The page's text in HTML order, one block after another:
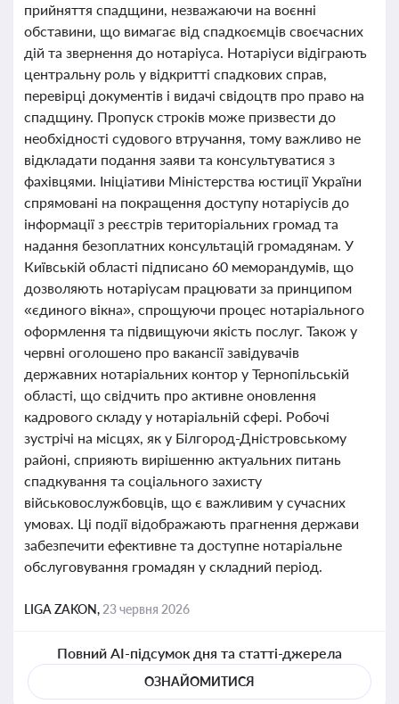
прийняття спадщини, незважаючи на воєнні
обставини, що вимагає від спадкоємців своєчасних
дій та звернення до нотаріуса. Нотаріуси відіграють
центральну роль у відкритті спадкових справ,
перевірці документів і видачі свідоцтв про право на
спадщину. Пропуск строків може призвести до
необхідності судового втручання, тому важливо не
відкладати подання заяви та консультуватися з
фахівцями. Ініціативи Міністерства юстиції України
спрямовані на покращення доступу нотаріусів до
інформації з реєстрів територіальних громад та
надання безоплатних консультацій громадянам. У
Київській області підписано 60 меморандумів, що
дозволяють нотаріусам працювати за принципом
«єдиного вікна», спрощуючи процес нотаріального
оформлення та підвищуючи якість послуг. Також у
червні оголошено про вакансії завідувачів
державних нотаріальних контор у Тернопільській
області, що свідчить про активне оновлення
кадрового складу у нотаріальній сфері. Робочі
зустрічі на місцях, як у Білгород-Дністровському
районі, сприяють вирішенню актуальних питань
спадкування та соціального захисту
військовослужбовців, що є важливим у сучасних
умовах. Ці події відображають прагнення держави
забезпечити ефективне та доступне нотаріальне
обслуговування громадян у складний період.
LIGA ZAKON, 23 червня 2026
Повний AI-підсумок дня та статті-джерела
ОЗНАЙОМИТИСЯ